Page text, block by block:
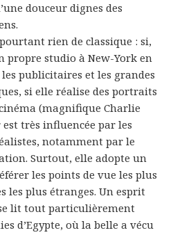
douceur dignes des
rien de classique : si,
propre studio à New-York en
les publicitaires et les grandes
si elle réalise des portraits
(magnifique Charlie
très influencée par les
notamment par le
Surtout, elle adopte un
les points de vue les plus
les plus étranges. Un esprit
lit tout particulièrement
d’Egypte, où la belle a vécu